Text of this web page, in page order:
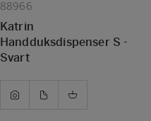
88966
Katrin
Handduksdispenser S -
Svart